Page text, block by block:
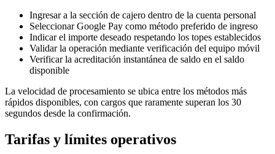
Ingresar a la sección de cajero dentro de la cuenta personal
Seleccionar Google Pay como método preferido de ingreso
Indicar el importe deseado respetando los topes establecidos
Validar la operación mediante verificación del equipo móvil
Verificar la acreditación instantánea de saldo en el saldo
disponible
La velocidad de procesamiento se ubica entre los métodos más
rápidos disponibles, con cargos que raramente superan los 30
segundos desde la confirmación.
Tarifas y límites operativos